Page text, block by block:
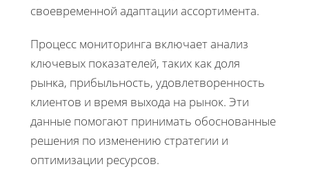
своевременной адаптации ассортимента.
Процесс мониторинга включает анализ
ключевых показателей, таких как доля
рынка, прибыльность, удовлетворенность
клиентов и время выхода на рынок. Эти
данные помогают принимать обоснованные
решения по изменению стратегии и
оптимизации ресурсов.